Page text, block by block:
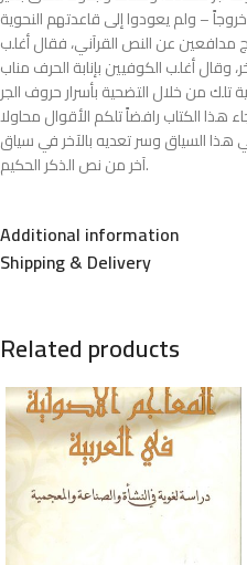
– ولم يعودوا إلى قاعدتهم النحوية
عن النص القرآني، فقال أغلب
أغلب الكوفيين بإنابة الحرف مناب
تلك من خلال التضحية بأسرار حروف الجر
هذا الكتاب رافضاً تلكم الأقوال محاولا
السياق وسر تعديه بالآخر في سياق
آخر من نص الذكر الحكيم.
Additional information
Shipping & Delivery
Related products